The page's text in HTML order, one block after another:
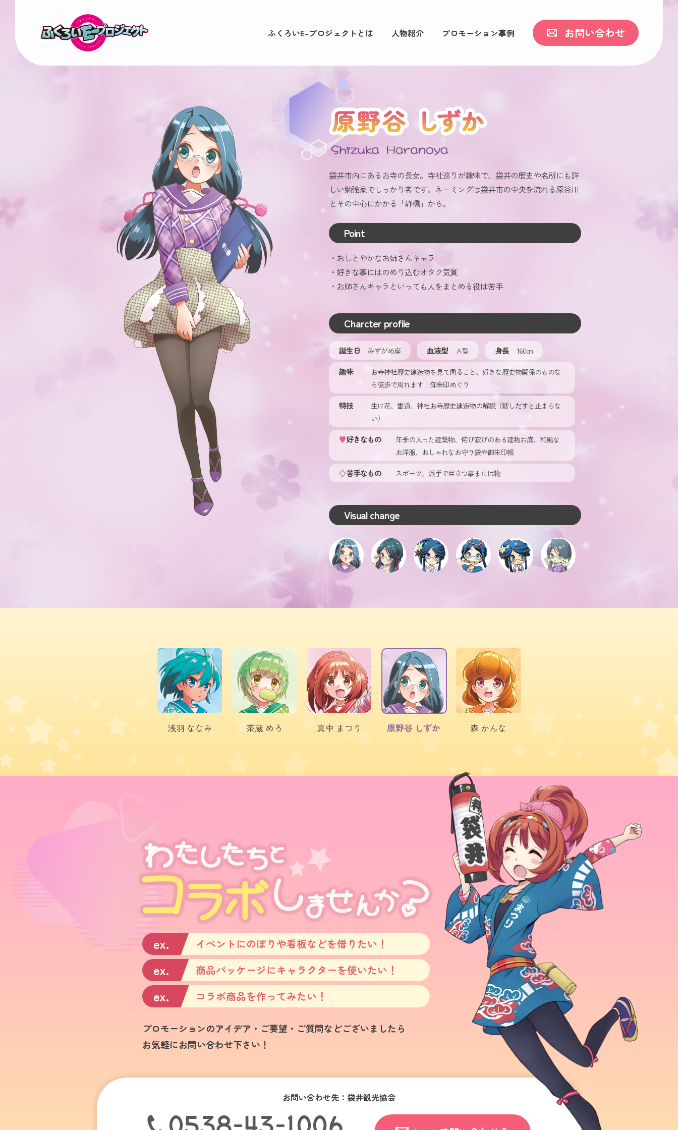
ふくろいE-プロジェクトとは 人物紹介 プロモーション事例 お問い合わせ
袋井市内にあるお寺の長女。寺社巡りが趣味で、袋井の歴史や名所にも詳
しい勉強家でしっかり者です。ネーミングは袋井市の中央を流れる原谷川
とその中心にかかる「静橋」から。
Point
おしとやかなお姉さんキャラ
好きな事にはのめり込むオタク気質
お姉さんキャラといっても人をまとめる役は苦手
Charcter profile
誕生日 みずがめ座 血液型 Ａ型 身長 160㎝
趣味
お寺神社歴史建造物を見て周ること、好きな歴史物関係のものな
ら徒歩で周れます！御朱印めぐり
特技
生け花、書道、神社お寺歴史建造物の解説（話しだすと止まらな
い）
好きなもの
年季の入った建築物、侘び寂びのある建物お庭、和風な
お洋服、おしゃれなお守り袋や御朱印帳
苦手なもの スポーツ、派手で目立つ事または物
Visual change
浅羽 ななみ 茶蔵 めろ 真中 まつり 原野谷 しずか 森 かんな
ex. イベントにのぼりや看板などを借りたい！
ex. 商品パッケージにキャラクターを使いたい！
ex. コラボ商品を作ってみたい！
プロモーションのアイデア・ご要望・ ご質問などございましたら
お気軽にお問い合わせ下さい！
お問い合わせ先：袋井観光協会